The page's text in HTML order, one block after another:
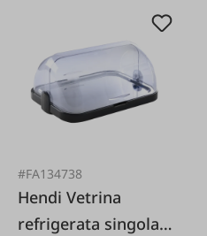
#FA134738
Hendi Vetrina
refrigerata singola